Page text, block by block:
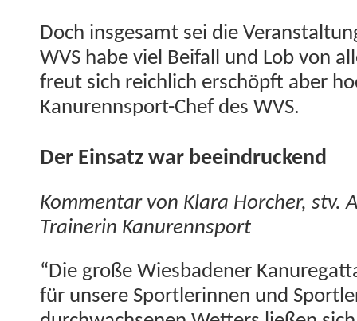
Doch ins­ge­samt sei die
WVS habe viel Beifall und Lob von
freut sich reich­lich erschöpft aber
Kanurennsport-Chef des WVS.
Der Ein­satz war beeindruckend
Kom­men­tar von Klara Horcher, stv.
Trainer­in Kanurennsport
“Die große Wies­baden­er
für unsere Sport­lerin­nen und